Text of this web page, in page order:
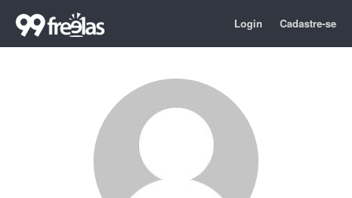
Login Cadastre-se